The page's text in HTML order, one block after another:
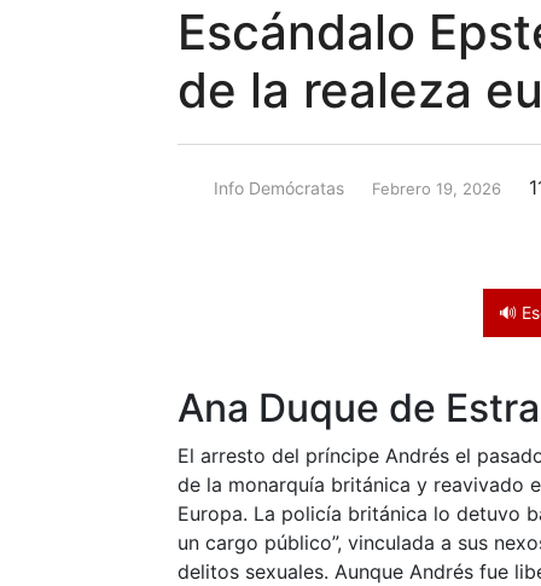
Escándalo
de la realeza
Info Demócratas Febrero 19, 2026
🔊
Ana Duque de
El arresto del príncipe Andrés el
de la monarquía británica y reavivado
Europa. La policía británica lo detuvo
un cargo público”, vinculada a sus
delitos sexuales. Aunque Andrés fue